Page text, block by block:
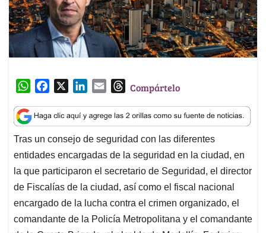
W
a
t
s
A
p
p
c
e
b
o
o
k
n
k
e
d
I
n
a
i
l
T
r
e
a
d
s
Compártelo
Tras un consejo de seguridad con las diferentes
entidades encargadas de la seguridad en la ciudad, en
la que participaron el secretario de Seguridad, el director
de Fiscalías de la ciudad, así como el fiscal nacional
encargado de la lucha contra el crimen organizado, el
comandante de la Policía Metropolitana y el comandante